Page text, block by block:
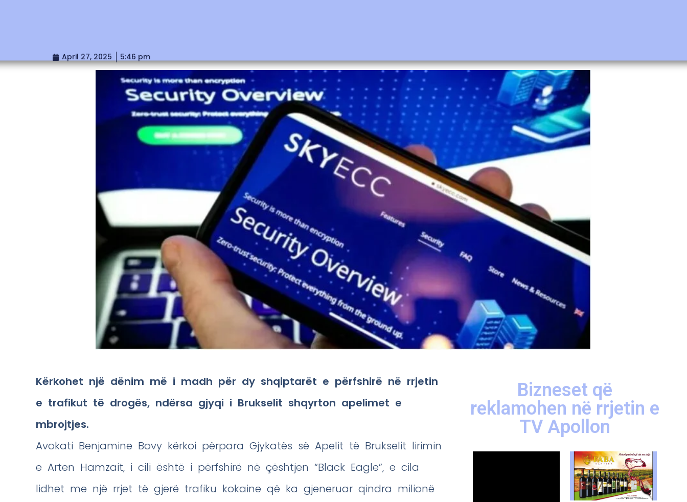
April 27, 2025 5:46 pm
Kërkohet një dënim më i madh për dy shqiptarët e përfshirë në rrjetin
e trafikut të drogës, ndërsa gjyqi i Brukselit shqyrton apelimet e
mbrojtjes.
Avokati Benjamine Bovy kërkoi përpara Gjykatës së Apelit të Brukselit lirimin
e Arten Hamzait, i cili është i përfshirë në çështjen “Black Eagle”, e cila
lidhet me një rrjet të gjerë trafiku kokaine që ka gjeneruar qindra milionë
Bizneset që
reklamohen në rrjetin e
TV Apollon